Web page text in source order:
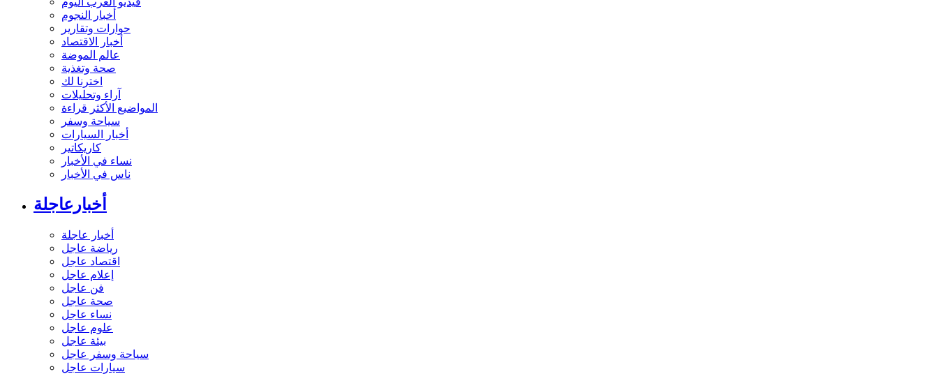
أخبار النجوم
حوارات وتقارير
أخبار الاقتصاد
عالم الموضة
صحة وتغذية
اخترنا لك
آراء وتحليلات
المواضيع الأكثر قراءة
سياحة وسفر
أخبار السيارات
كاريكاتير
نساء في الأخبار
ناس في الأخبار
أخبارعاجلة
أخبار عاجلة
رياضة عاجل
اقتصاد عاجل
إعلام عاجل
فن عاجل
صحة عاجل
نساء عاجل
علوم عاجل
بيئة عاجل
سياحة وسفر عاجل
سيارات عاجل